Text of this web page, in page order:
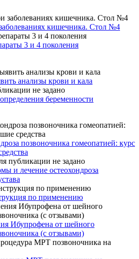
кишечника. Стол №4
3 и 4 поколения
анализы крови и кала
беременности
позвоночника гомеопатией: курс
и лечение остеохондроза
по применению
Ибупрофена от шейного
(с отзывами)